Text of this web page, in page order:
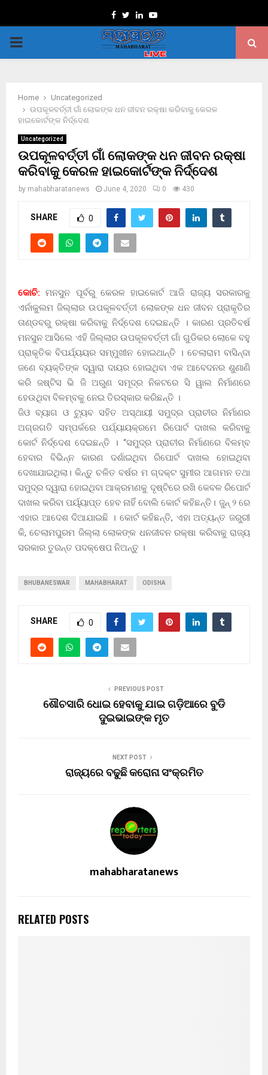
Facebook
TwitterLinkedinYoutube
PRIMARY
Home
Uncategorized
ଉପକୂଳବର୍ତ୍ତୀ ଗାଁ ଲୋକଙ୍କ ଧନ ଜୀବନ ରକ୍ଷା କରିବାକୁ କେରଳ
ହାଇକୋର୍ଟଙ୍କ ନିର୍ଦ୍ଦେଶ
Uncategorized
ଉପକୂଳବର୍ତ୍ତୀ ଗାଁ ଲୋକଙ୍କ ଧନ ଜୀବନ ରକ୍ଷା
କରିବାକୁ କେରଳ ହାଇକୋର୍ଟଙ୍କ ନିର୍ଦ୍ଦେଶ
by mahabharatanews June 4, 2020 0 430
SHARE 0
କୋଚି: ମନସୁନ ପୂର୍ବରୁ କେରଳ ହାଇକୋର୍ଟ ଆଜି ରାଜ୍ୟ ସରକାରକୁ
ଏର୍ନାକୁଲମ ଜିଲ୍ଲାର ଉପକୂଳବର୍ତ୍ତୀ ଲୋକଙ୍କ ଧନ ଜୀବନ ପ୍ରାକୃତିର
ତାଣ୍ଡବରୁ ରକ୍ଷା କରିବାକୁ ନିର୍ଦ୍ଦେଶ ଦେଇଛନ୍ତି । କାରଣ ପ୍ରତିବର୍ଷ
ମନସୁନ ଆସିଲେ ଏହି ଜିଲ୍ଲାର ଉପକୂଳବର୍ତ୍ତୀ ଗାଁ ଗୁଡିକର ଲୋକେ ବହୁ
ପ୍ରାକୃତିକ ବିପର୍ଯ୍ୟୟର ସମ୍ମୁଖୀନ ହୋଇଥାନ୍ତି । ଚେଲାରାମ ବାସିନ୍ଦା
ଜଣେ ବ୍ୟକ୍ତିଙ୍କ ଦ୍ୱାରା ଦାୟର ହୋଇଥିବା ଏକ ଆବେଦନର ଶୁଣାଣି
କରି ଜଷ୍ଟିସ ଭି ଜି ଅରୁଣ ସମୂଦ୍ର ନିକଟରେ ସି ୱାଲ ନିର୍ମାଣରେ
ହେଉଥିବା ବିଳମ୍ବକୁ ନେଇ ତିରସ୍କାର କରିଛନ୍ତି ।
ଜିଓ ବ୍ୟାଗ ଓ ଟ୍ୟୁବ ସହିତ ଅସ୍ଥାୟୀ ସମୁଦ୍ର ପ୍ରାଚୀର ନିର୍ମାଣର
ଅଗ୍ରଗତି ସମ୍ପର୍କରେ ପର୍ଯ୍ୟାୟକ୍ରମେ ରିପୋର୍ଟ ଦାଖଲ କରିବାକୁ
କୋର୍ଟ ନିର୍ଦ୍ଦେଶ ଦେଇଛନ୍ତି । “ସମୁଦ୍ର ପ୍ରାଚୀର ନିର୍ମାଣରେ ବିଳମ୍ବ
ହେବାର ବିଭିନ୍ନ କାରଣ ଦର୍ଶାଇଥିବା ରିପୋର୍ଟ ଦାଖଲ ହୋଇଥିବା
ଦେଖାଯାଇଥିଲା। କିନ୍ତୁ ଚଳିତ ବର୍ଷର ମ ଗ୍ଦକ୍ଟ ସୁମୀର ଆଗମନ ତଥା
ସମୁଦ୍ର ଦ୍ୱାରା ହୋଇଥିବା ଆକ୍ରମଣକୁ ଦୃଷ୍ଟିରେ ରଖି କେବଳ ରିପୋର୍ଟ
ଦାଖଲ କରିବା ପର୍ୟ୍ୟାପ୍ତ ହେବ ନାହିଁ ବୋଲି କୋର୍ଟ କହିଛନ୍ତି। ଜୁନ୍ ୨ ରେ
ଏହାର ଆଦେଶ ଦିଆଯାଇଛି । କୋର୍ଟ କହିଛନ୍ତି, ଏହା ଅତ୍ୟନ୍ତ ଜରୁରୀ
କି, ଚେଲାମପୁରମ ଜିଲ୍ଲା ଲୋକଙ୍କ ଧନଜୀବନ ରକ୍ଷା କରିବାକୁ ରାଜ୍ୟ
ସରକାର ତୁରନ୍ତ ପଦକ୍ଷେପ ନିଅନ୍ତୁ ।
BHUBANESWAR MAHABHARAT ODISHA
SHARE 0
PREVIOUS POST
ଶୌଚସାରି ଧୋଇ ହେବାକୁ ଯାଇ ଗଡ଼ିଆରେ ବୁଡି
ଦୁଇଭାଇଙ୍କ ମୃତ
NEXT POST
ରାଜ୍ୟରେ ବଢୁଛି କରୋନା ସଂକ୍ରମିତ
mahabharatanews
RELATED POSTS